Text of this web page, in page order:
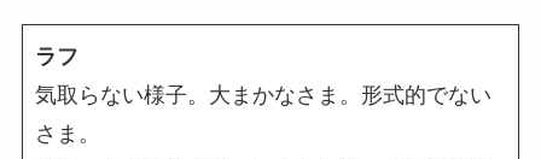
ラフ
気取らない様子。大まかなさま。形式的でない
さま。